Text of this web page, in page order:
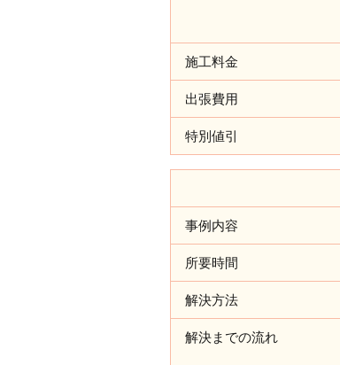
施工料金
出張費用
特別値引
事例内容
所要時間
解決方法
解決までの流れ